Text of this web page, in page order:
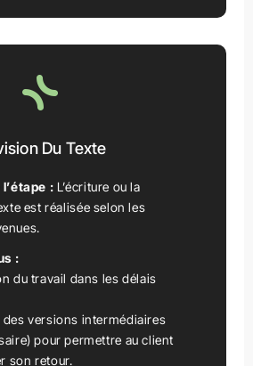
Du Texte
: L’écriture ou la
est réalisée selon les
:
du travail dans les délais
des versions intermédiaires
pour permettre au client
son retour.